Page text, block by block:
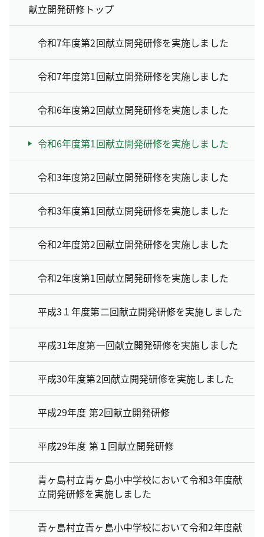
献立開発研修トップ
令和7年度第2回献立開発研修を実施しました
令和7年度第1回献立開発研修を実施しました
令和6年度第2回献立開発研修を実施しました
令和6年度第1回献立開発研修を実施しました
令和3年度第2回献立開発研修を実施しました
令和3年度第1回献立開発研修を実施しました
令和2年度第2回献立開発研修を実施しました
令和2年度第1回献立開発研修を実施しました
平成3１年度第二回献立開発研修を実施しました
平成31年度第一回献立開発研修を実施しました
平成30年度第2回献立開発研修を実施しました
平成29年度 第2回献立開発研修
平成29年度 第１回献立開発研修
青ヶ島村立青ヶ島小中学校において令和3年度献
立開発研修を実施しました
青ヶ島村立青ヶ島小中学校において令和2年度献